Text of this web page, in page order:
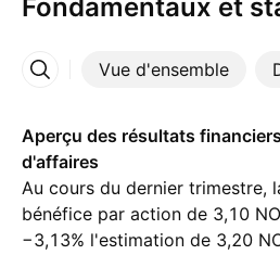
Fondamentaux et
Vue d'ensemble
Plus
Aperçu des résultats
d'affaires
Au cours du dernier trimestre,
bénéfice par action de 3,10
−3,13% l'estimation de 3,20